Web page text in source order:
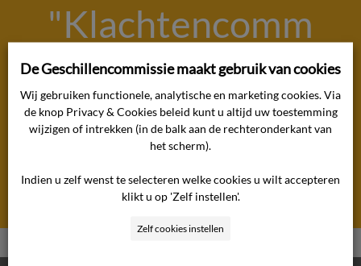
"Klachtencomm
issie
Onvrijwillige
Zorg"
De Geschillencommissie maakt gebruik van cookies
Wij gebruiken functionele, analytische en marketing cookies. Via
de knop Privacy & Cookies beleid kunt u altijd uw toestemming
wijzigen of intrekken (in de balk aan de rechteronderkant van
het scherm).
Indien u zelf wenst te selecteren welke cookies u wilt accepteren
klikt u op 'Zelf instellen'.
Zelf cookies instellen